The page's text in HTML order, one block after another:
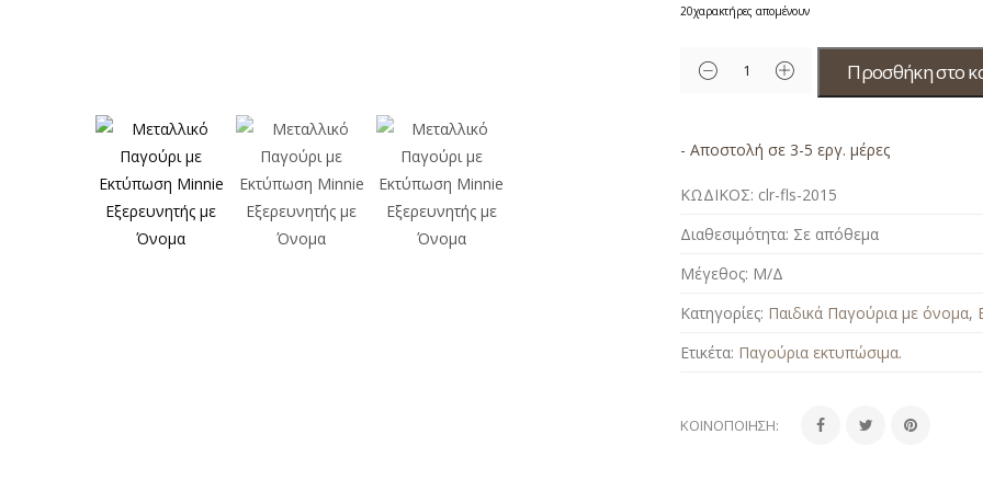
20χαρακτήρες απομένουν
Προσθήκη στο
- Αποστολή σε 3-5 εργ. μέρες
ΚΩΔΙΚΟΣ: clr-fls-2015
Διαθεσιμότητα: Σε απόθεμα
Μέγεθος: Μ/Δ
Κατηγορίες: Παιδικά Παγούρια με όνομα,
Ετικέτα: Παγούρια εκτυπώσιμα.
ΚΟΙΝΟΠΟΊΗΣΗ: